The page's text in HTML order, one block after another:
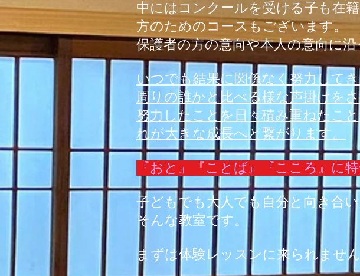
中にはコンクールを受ける子も在
方のためのコースもございます。
保護者の方の意向や本人の意向に
いつでも結果に関係なく努力して
周りの誰かと比べる様な声掛けを
努力したことを日々積み重ねたこ
れが大きな成長へと 繋がります。
『おと』『ことば』『こころ』に
子どもでも大人でも自分と向き合
​そんな教室です。
まずは体験レッスンに来られませ